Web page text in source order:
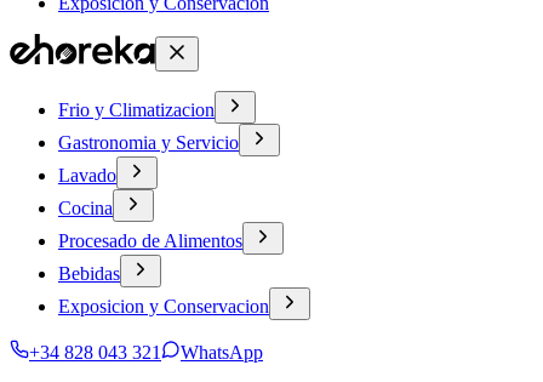
Frio y Climatizacion
Gastronomia y Servicio
Lavado
Cocina
Procesado de Alimentos
Bebidas
Exposicion y Conservacion
+34 828 043 321
WhatsApp